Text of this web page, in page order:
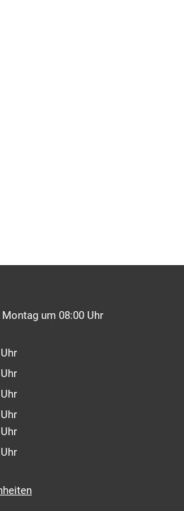
Schließzeiten auszublenden
um 08:00 Uhr
Uhr
Uhr
Uhr
Uhr
Uhr
Uhr
Uhr
Uhr
Uhr
Uhr
Uhr